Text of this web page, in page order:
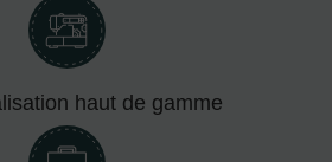
haut de gamme